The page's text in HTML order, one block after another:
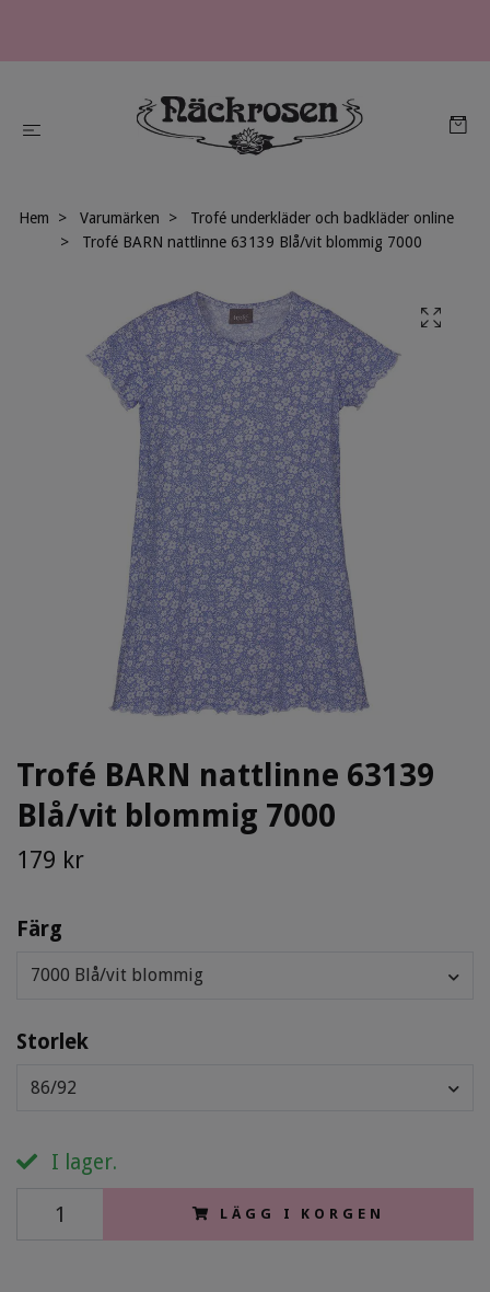
Hem Varumärken
Trofé underkläder och badkläder online
Trofé BARN nattlinne 63139 Blå/vit blommig 7000
Trofé BARN nattlinne 63139
Blå/vit blommig 7000
179 kr
Färg
7000 Blå/vit blommig
Storlek
86/92
I lager.
LÄGG I KORGEN